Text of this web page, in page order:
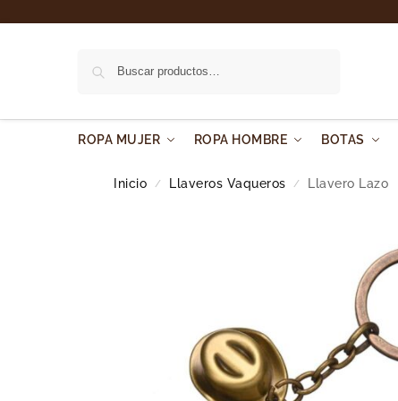
ROPA MUJER ROPA HOMBRE BOTAS
Inicio / Llaveros Vaqueros / Llavero Lazo